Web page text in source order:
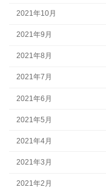
2021年10月
2021年9月
2021年8月
2021年7月
2021年6月
2021年5月
2021年4月
2021年3月
2021年2月